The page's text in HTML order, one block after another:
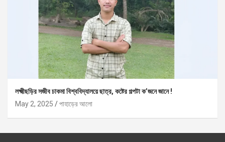
লক্ষ্মীছড়ির সজীব চাকমা বিশ্ববিদ্যালয়ে ছাত্র, কষ্টের গল্পটা ক’জনে জানে !
May 2, 2025
পাহাড়ের আলো